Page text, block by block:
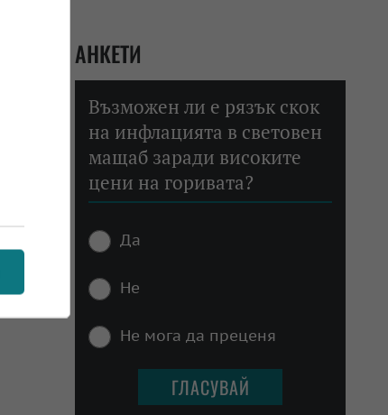
АНКЕТИ
Възможен ли е рязък скок
на инфлацията в световен
мащаб заради високите
цени на горивата?
Да
Не
Не мога да преценя